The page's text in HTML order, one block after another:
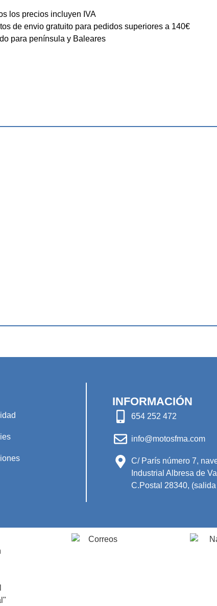
los precios incluyen IVA
de envio gratuito para pedidos superiores a 140€
para península y Baleares
INFORMACIÓN
654 252 472
info@motosfma.com
C/ París número 7,
Industrial Albresa de
C.Postal 28340,